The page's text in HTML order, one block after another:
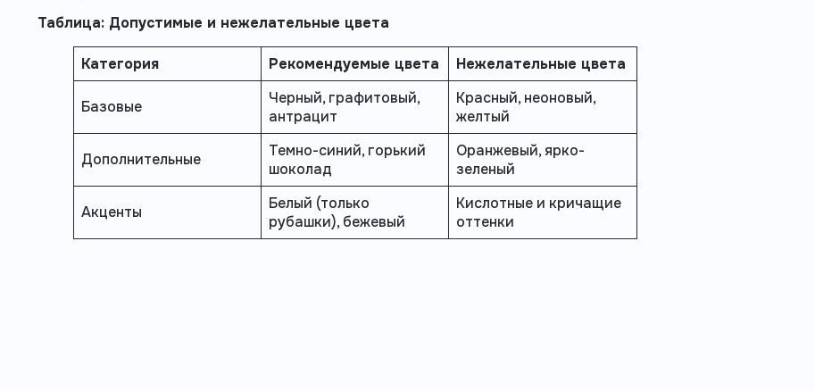
Таблица: Допустимые и нежелательные цвета
Категория Рекомендуемые цвета Нежелательные цвета
Базовые
Черный, графитовый,
антрацит
Красный, неоновый,
желтый
Дополнительные
Темно-синий, горький
шоколад
Оранжевый, ярко-
зеленый
Акценты
Белый (только
рубашки), бежевый
Кислотные и кричащие
оттенки